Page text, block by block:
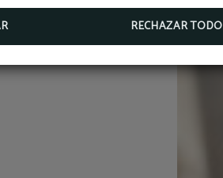
RECHAZAR TODO